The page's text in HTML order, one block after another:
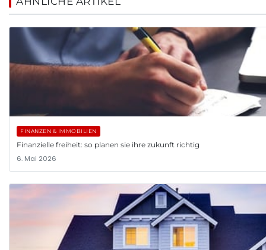
FINANZEN & IMMOBILIEN
Finanzielle freiheit: so planen sie ihre zukunft richtig
6. Mai 2026